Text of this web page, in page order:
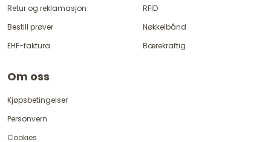
Retur og reklamasjon
Bestill prøver
EHF-faktura
RFID
Nøkkelbånd
Bærekraftig
Om oss
Kjøpsbetingelser
Personvern
Cookies